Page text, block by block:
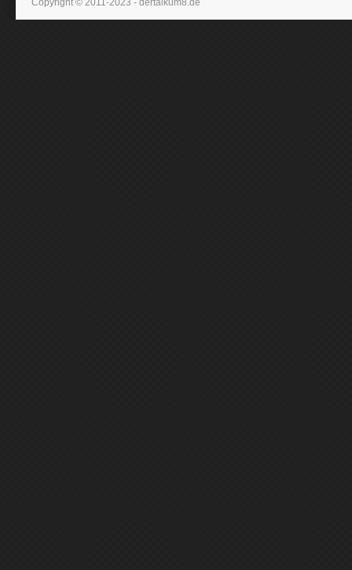
Copyright © 2011-2023 - dertalkum8.de